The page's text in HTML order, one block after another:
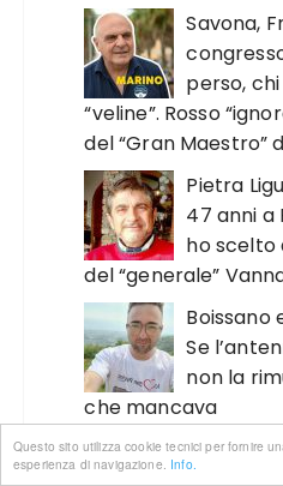
Questo sito utilizza cookie tecnici per fornire
esperienza di navigazione. Info.
Savona,
perso,
“veline”. Rosso
del “Gran Maestro”
Pietra
47 anni a
ho scelto
del “generale”
Boissano
Se
non la
che mancava